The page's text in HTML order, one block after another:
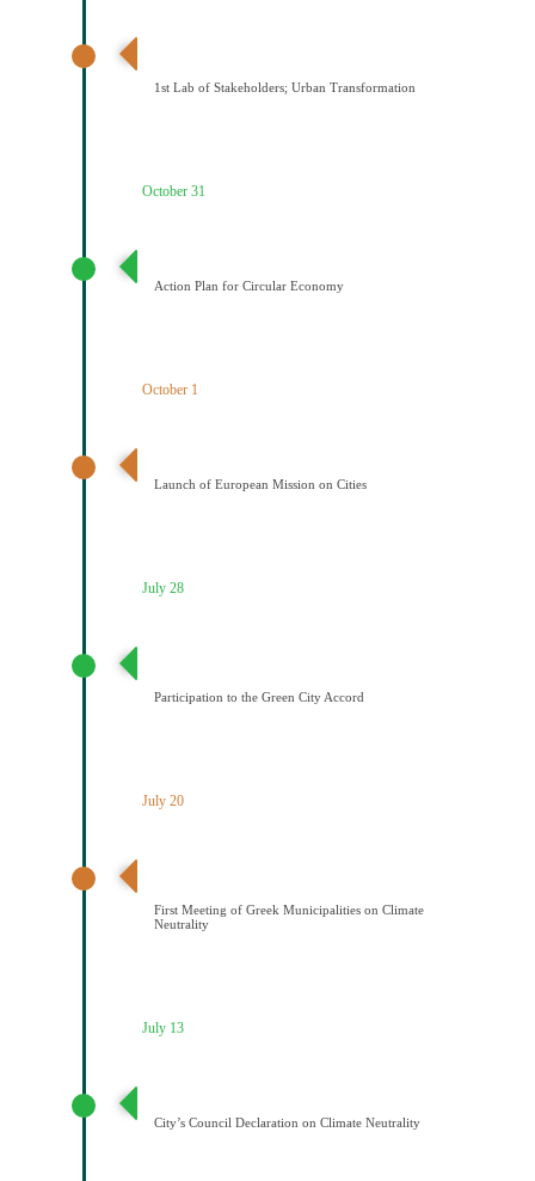
1st Lab of Stakeholders; Urban Transformation
October 31
Action Plan for Circular Economy
October 1
Launch of European Mission on Cities
July 28
Participation to the Green City Accord
July 20
First Meeting of Greek Municipalities on Climate
Neutrality
July 13
City’s Council Declaration on Climate Neutrality